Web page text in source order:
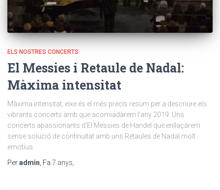
ELS NOSTRES CONCERTS
El Messies i Retaule de Nadal:
Màxima intensitat
Màxima intensitat, eixe és el més precís resum per a descriure els
vibrants concerts amb que acomiadàrem l’any 2019. Uns
concerts apassionants d’El Messies de Handel que enllaçàrem
sense solució de continuitat amb uns Retaules de Nadal molt
emotius.
Peradmin , Fa 7 anys